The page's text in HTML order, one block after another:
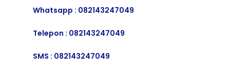
Whatsapp : 082143247049
Telepon : 082143247049
SMS : 082143247049